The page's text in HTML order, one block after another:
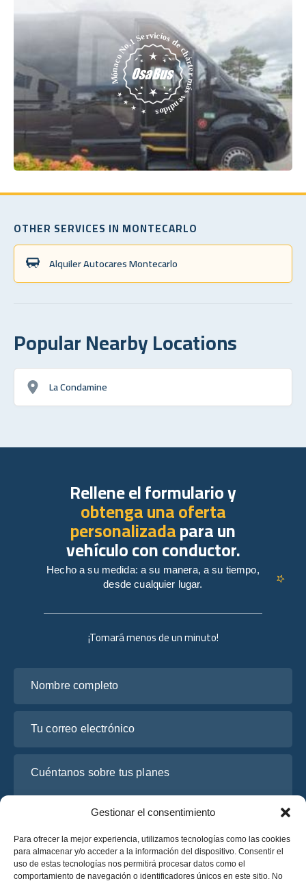
Gestionar el consentimiento
Para ofrecer la mejor experiencia, utilizamos tecnologías como las cookies
para almacenar y/o acceder a la información del dispositivo. Consentir el
uso de estas tecnologías nos permitirá procesar datos como el
comportamiento de navegación o identificadores únicos en este sitio. No
OTHER SERVICES IN MONTECARLO
Alquiler Autocares Montecarlo
Popular Nearby Locations
La Condamine
¡Tomará menos de un minuto!
Rellene el formulario y
obtenga una oferta
personalizadapara un
vehículo con conductor.
Hecho a su medida: a su manera, a su tiempo,
desde cualquier lugar.